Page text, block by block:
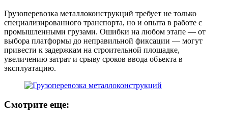
Грузоперевозка металлоконструкций требует не только
специализированного транспорта, но и опыта в работе с
промышленными грузами. Ошибки на любом этапе — от
выбора платформы до неправильной фиксации — могут
привести к задержкам на строительной площадке,
увеличению затрат и срыву сроков ввода объекта в
эксплуатацию.
Смотрите еще: